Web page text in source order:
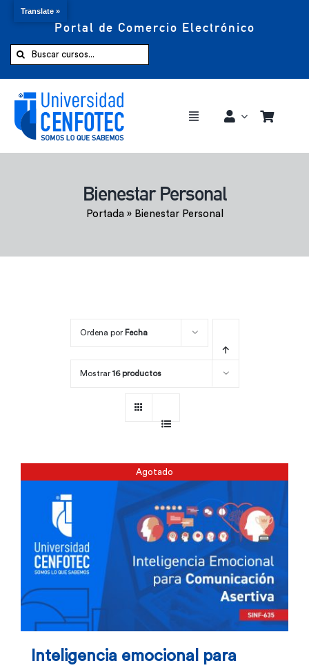
Portal de Comercio Electrónico
Buscar:
Toggle
Comprar ahora
Bienestar Personal
Portada» Bienestar Personal
Ordena por Fecha
Mostrar 16 productos
Agotado
Inteligencia emocional para
Translate »